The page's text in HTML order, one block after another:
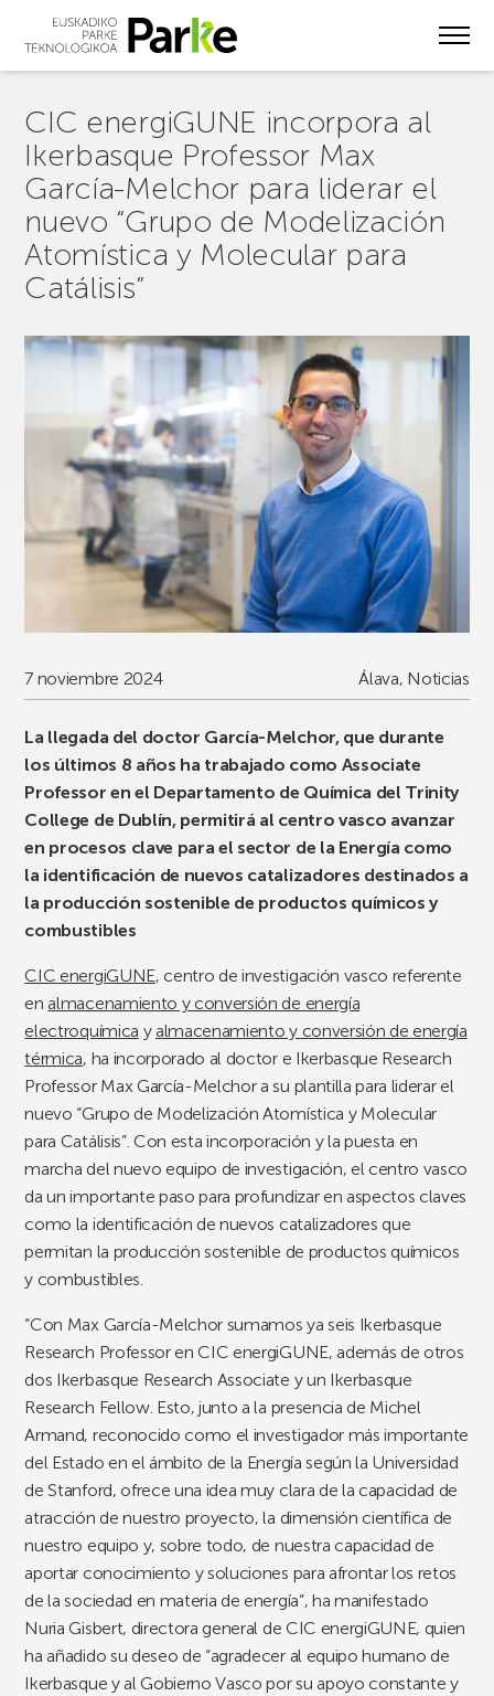
CIC energiGUNE incorpora al
Ikerbasque Professor Max
García-Melchor para liderar el
nuevo “Grupo de Modelización
Atomística y Molecular para
Catálisis”
7 noviembre 2024 Álava, Noticias
La llegada del doctor García-Melchor, que durante
los últimos 8 años ha trabajado como Associate
Professor en el Departamento de Química del Trinity
College de Dublín, permitirá al centro vasco avanzar
en procesos clave para el sector de la Energía como
la identificación de nuevos catalizadores destinados a
la producción sostenible de productos químicos y
combustibles
CIC energiGUNE, centro de investigación vasco referente
en almacenamiento y conversión de energía
electroquímica y almacenamiento y conversión de energía
térmica, ha incorporado al doctor e Ikerbasque Research
Professor Max García-Melchor a su plantilla para liderar el
nuevo “Grupo de Modelización Atomística y Molecular
para Catálisis”. Con esta incorporación y la puesta en
marcha del nuevo equipo de investigación, el centro vasco
da un importante paso para profundizar en aspectos claves
como la identificación de nuevos catalizadores que
permitan la producción sostenible de productos químicos
y combustibles.
“Con Max García-Melchor sumamos ya seis Ikerbasque
Research Professor en CIC energiGUNE, además de otros
dos Ikerbasque Research Associate y un Ikerbasque
Research Fellow. Esto, junto a la presencia de Michel
Armand, reconocido como el investigador más importante
del Estado en el ámbito de la Energía según la Universidad
de Stanford, ofrece una idea muy clara de la capacidad de
atracción de nuestro proyecto, la dimensión científica de
nuestro equipo y, sobre todo, de nuestra capacidad de
aportar conocimiento y soluciones para afrontar los retos
de la sociedad en materia de energía”, ha manifestado
Nuria Gisbert, directora general de CIC energiGUNE, quien
ha añadido su deseo de “agradecer al equipo humano de
Ikerbasque y al Gobierno Vasco por su apoyo constante y